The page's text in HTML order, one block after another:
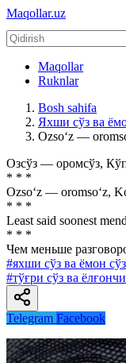
Maqollar.uz
Maqollar
Ruknlar
Bosh sahifa
Яхши сўз ва
Ozso‘z —
Озсўз — оромсўз,
* * *
Ozso‘z — oromso‘z,
* * *
Least said soonest
* * *
Чем меньше
#яхши сўз ва ёмон
#тўғри сўз ва
Telegram Facebook